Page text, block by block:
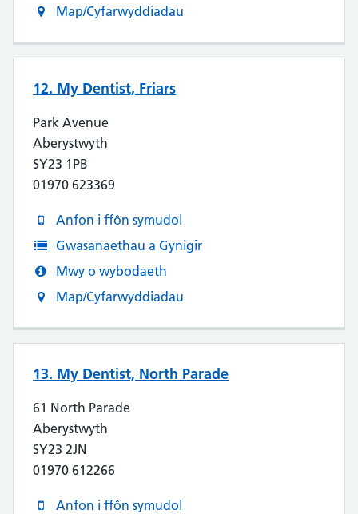
Map/Cyfarwyddiadau
12. My Dentist, Friars
Park Avenue
Aberystwyth
SY23 1PB
01970 623369
Anfon i ffôn symudol
Gwasanaethau a Gynigir
Mwy o wybodaeth
Map/Cyfarwyddiadau
13. My Dentist, North Parade
61 North Parade
Aberystwyth
SY23 2JN
01970 612266
Anfon i ffôn symudol